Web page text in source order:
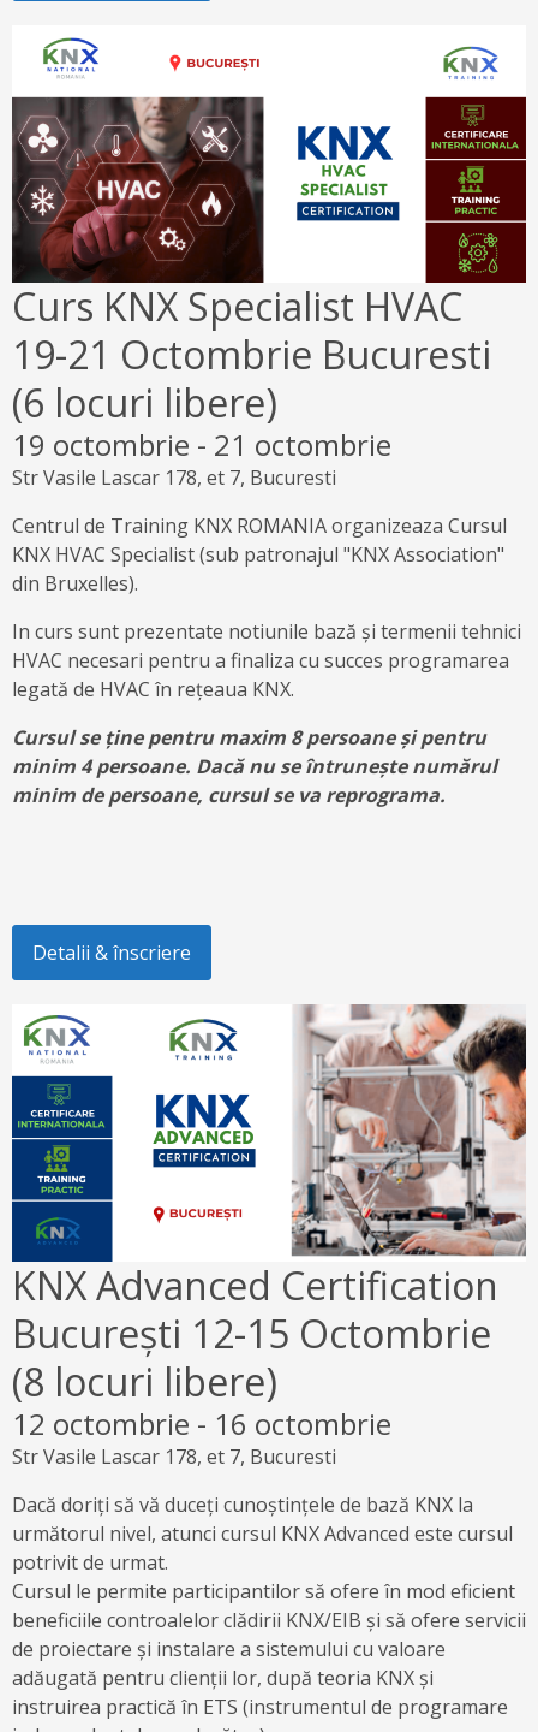
Curs KNX Specialist HVAC
19-21 Octombrie Bucuresti
(6 locuri libere)
19 octombrie - 21 octombrie
Str Vasile Lascar 178, et 7, Bucuresti
Centrul de Training KNX ROMANIA organizeaza Cursul
KNX HVAC Specialist (sub patronajul "KNX Association"
din Bruxelles).
In curs sunt prezentate notiunile bază și termenii tehnici
HVAC necesari pentru a finaliza cu succes programarea
legată de HVAC în rețeaua KNX.
Cursul se ține pentru maxim 8 persoane și pentru
minim 4 persoane. Dacă nu se întrunește numărul
minim de persoane, cursul se va reprograma.
Detalii & înscriere
KNX Advanced Certification
București 12-15 Octombrie
(8 locuri libere)
12 octombrie - 16 octombrie
Str Vasile Lascar 178, et 7, Bucuresti
Dacă doriți să vă duceți cunoștințele de bază KNX la
următorul nivel, atunci cursul KNX Advanced este cursul
potrivit de urmat.
Cursul le permite participantilor să ofere în mod eficient
beneficiile controalelor clădirii KNX/EIB și să ofere servicii
de proiectare și instalare a sistemului cu valoare
adăugată pentru clienții lor, după teoria KNX și
instruirea practică în ETS (instrumentul de programare